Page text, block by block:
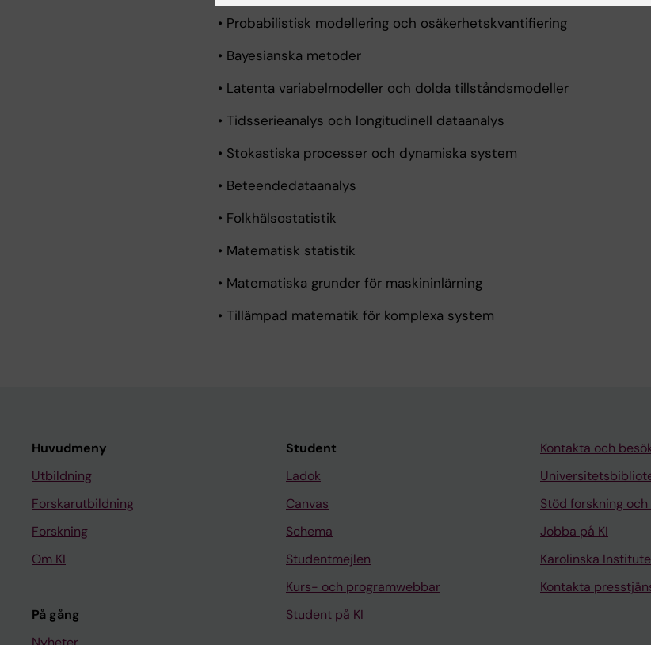
• Probabilistisk modellering och osäkerhetskvantifiering
• Bayesianska metoder
• Latenta variabelmodeller och dolda tillståndsmodeller
• Tidsserieanalys och longitudinell dataanalys
• Stokastiska processer och dynamiska system
• Beteendedataanalys
• Folkhälsostatistik
• Matematisk statistik
• Matematiska grunder för maskininlärning
• Tillämpad matematik för komplexa system
Huvudmeny
Utbildning
Forskarutbildning
Forskning
Om KI
På gång
Student
Ladok
Canvas
Schema
Studentmejlen
Kurs- och programwebbar
Student på KI
Kontakta och
Stöd forskning
Jobba på KI
Karolinska
Kontakta